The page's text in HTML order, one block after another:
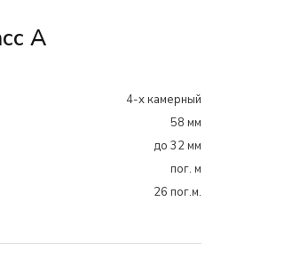
А
4-х камерный
58 мм
до 32 мм
пог. м
26 пог.м.